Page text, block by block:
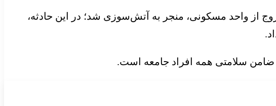
واحد مسکونی، منجر به آتش‌سوزی شد؛ در این حادثه،
ضامن سلامتی همه افراد جامعه است.